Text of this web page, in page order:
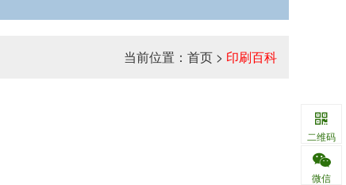
当前位置： 首页 > 印刷百科
二维码
微信